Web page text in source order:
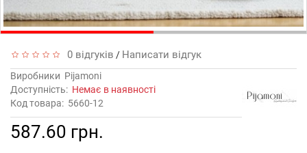
0 відгуків / Написати відгук
Виробники Pijamoni
Доступність: Немає в наявності
Код товара: 5660-12
587.60 грн.